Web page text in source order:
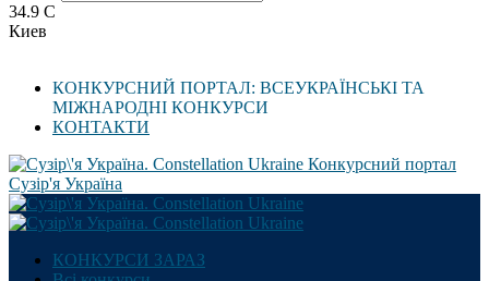
34.9 C
Киев
КОНКУРСНИЙ ПОРТАЛ: ВСЕУКРАЇНСЬКІ ТА
МІЖНАРОДНІ КОНКУРСИ
КОНТАКТИ
Конкурсний портал
Сузір'я Україна
КОНКУРСИ ЗАРАЗ